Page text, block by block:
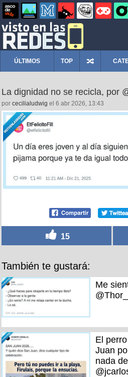
ÚLTIMOS TOP
La dignidad no se recicla, por
por cecilialudwig el 6 abr 2026, 13:43
15
También te gustará:
Me
El
Juan
nada